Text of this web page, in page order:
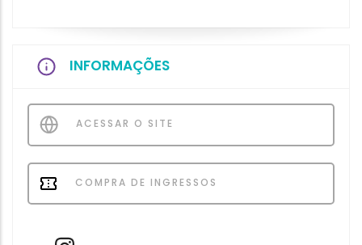
INFORMAÇÕES
ACESSAR O SITE
COMPRA DE INGRESSOS